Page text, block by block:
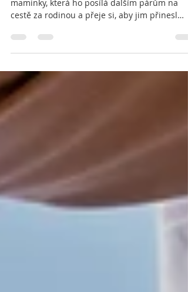
Lenka Pelechová
9. 1. 2022
Minut čtení: 4
Naše cesta na konec duhy
maminky, která ho posílá dalším párům na
cestě za rodinou a přeje si, aby jim přinesl
světlo do...